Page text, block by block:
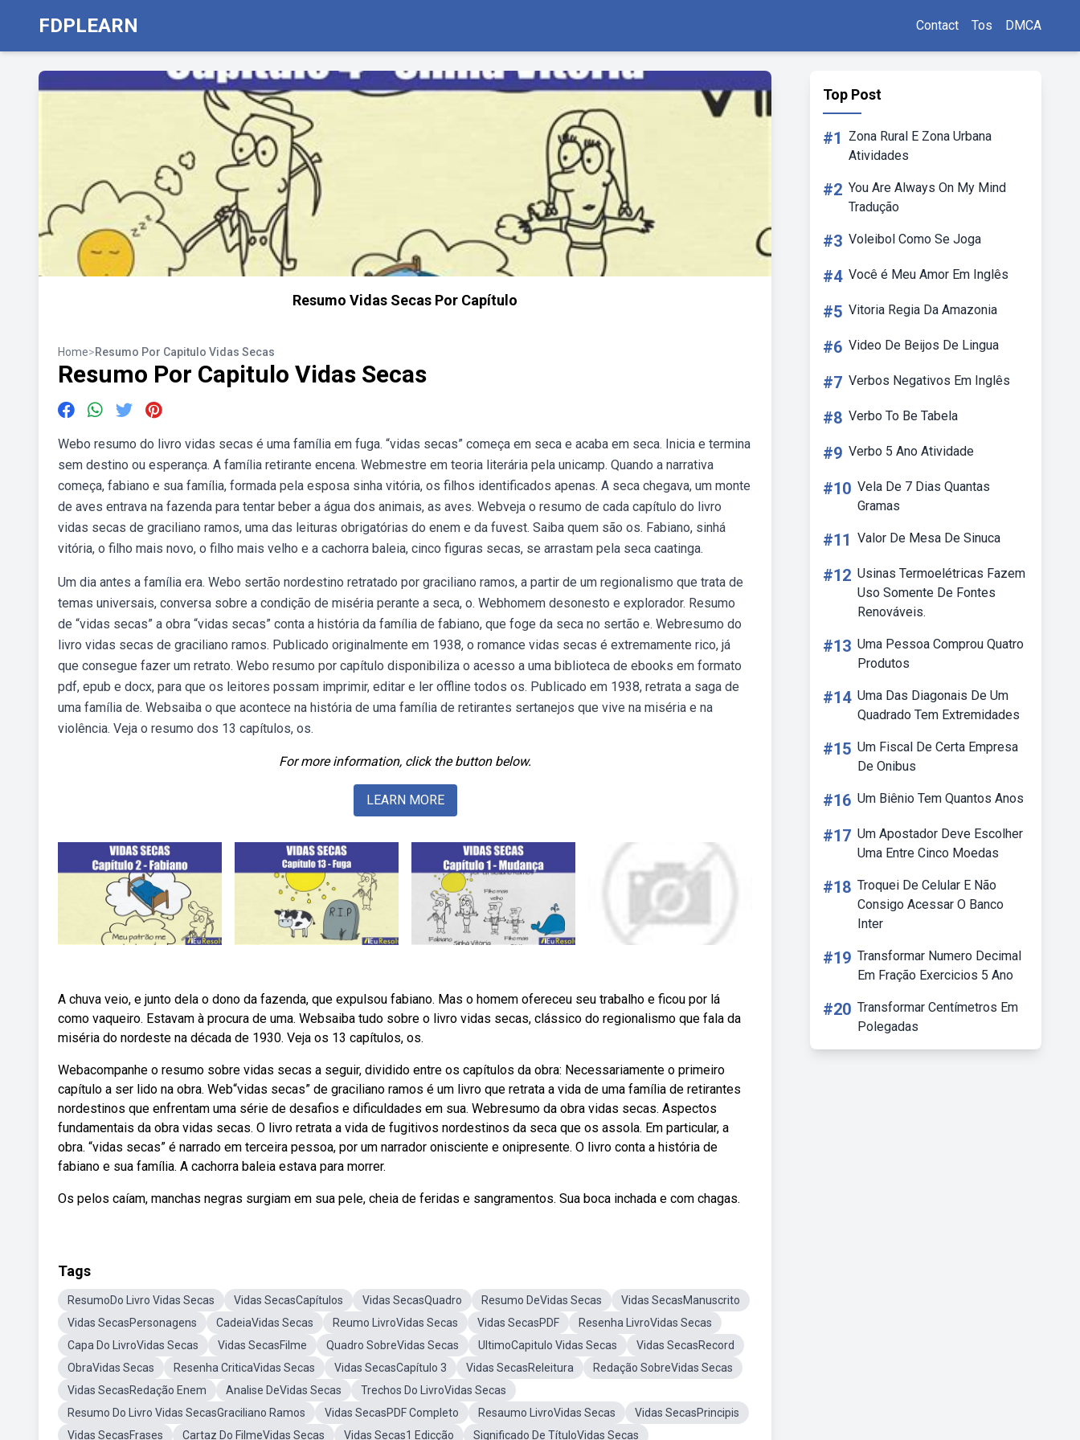
FDPLEARN Contact Tos DMCA
Resumo Vidas Secas Por Capítulo
Home>Resumo Por Capitulo Vidas Secas
Resumo Por Capitulo Vidas Secas
Webo resumo do livro vidas secas é uma família em fuga. “vidas secas” começa em seca e acaba em seca. Inicia e termina
sem destino ou esperança. A família retirante encena. Webmestre em teoria literária pela unicamp. Quando a narrativa
começa, fabiano e sua família, formada pela esposa sinha vitória, os filhos identificados apenas. A seca chegava, um monte
de aves entrava na fazenda para tentar beber a água dos animais, as aves. Webveja o resumo de cada capítulo do livro
vidas secas de graciliano ramos, uma das leituras obrigatórias do enem e da fuvest. Saiba quem são os. Fabiano, sinhá
vitória, o filho mais novo, o filho mais velho e a cachorra baleia, cinco figuras secas, se arrastam pela seca caatinga.
Um dia antes a família era. Webo sertão nordestino retratado por graciliano ramos, a partir de um regionalismo que trata de
temas universais, conversa sobre a condição de miséria perante a seca, o. Webhomem desonesto e explorador. Resumo
de “vidas secas” a obra “vidas secas” conta a história da família de fabiano, que foge da seca no sertão e. Webresumo do
livro vidas secas de graciliano ramos. Publicado originalmente em 1938, o romance vidas secas é extremamente rico, já
que consegue fazer um retrato. Webo resumo por capítulo disponibiliza o acesso a uma biblioteca de ebooks em formato
pdf, epub e docx, para que os leitores possam imprimir, editar e ler offline todos os. Publicado em 1938, retrata a saga de
uma família de. Websaiba o que acontece na história de uma família de retirantes sertanejos que vive na miséria e na
violência. Veja o resumo dos 13 capítulos, os.
For more information, click the button below.
LEARN MORE
A chuva veio, e junto dela o dono da fazenda, que expulsou fabiano. Mas o homem ofereceu seu trabalho e ficou por lá
como vaqueiro. Estavam à procura de uma. Websaiba tudo sobre o livro vidas secas, clássico do regionalismo que fala da
miséria do nordeste na década de 1930. Veja os 13 capítulos, os.
Webacompanhe o resumo sobre vidas secas a seguir, dividido entre os capítulos da obra: Necessariamente o primeiro
capítulo a ser lido na obra. Web“vidas secas” de graciliano ramos é um livro que retrata a vida de uma família de retirantes
nordestinos que enfrentam uma série de desafios e dificuldades em sua. Webresumo da obra vidas secas. Aspectos
fundamentais da obra vidas secas. O livro retrata a vida de fugitivos nordestinos da seca que os assola. Em particular, a
obra. “vidas secas” é narrado em terceira pessoa, por um narrador onisciente e onipresente. O livro conta a história de
fabiano e sua família. A cachorra baleia estava para morrer.
Os pelos caíam, manchas negras surgiam em sua pele, cheia de feridas e sangramentos. Sua boca inchada e com chagas.
Tags
ResumoDo Livro Vidas Secas Vidas SecasCapítulos Vidas SecasQuadro Resumo DeVidas Secas
Vidas SecasManuscrito
Vidas SecasPersonagens
CadeiaVidas Secas Reumo LivroVidas Secas Vidas SecasPDF
Resenha LivroVidas Secas
Capa Do LivroVidas Secas
Vidas SecasFilme Quadro SobreVidas Secas UltimoCapitulo Vidas Secas
Vidas SecasRecord
ObraVidas Secas
Resenha CriticaVidas Secas Vidas SecasCapítulo 3 Vidas SecasReleitura
Redação SobreVidas Secas
Vidas SecasRedação Enem
Analise DeVidas Secas
Trechos Do LivroVidas Secas
Resumo Do Livro Vidas SecasGraciliano Ramos
Vidas SecasPDF Completo Resaumo LivroVidas Secas
Vidas SecasPrincipis
Vidas SecasFrases
Cartaz Do FilmeVidas Secas Vidas Secas1 Edicção
Significado De TítuloVidas Secas
Top Post
#1
Zona Rural E Zona Urbana
Atividades
#2 You Are Always On My Mind
Tradução
#3 Voleibol Como Se Joga
#4 Você é Meu Amor Em Inglês
#5 Vitoria Regia Da Amazonia
#6 Video De Beijos De Lingua
#7 Verbos Negativos Em Inglês
#8 Verbo To Be Tabela
#9 Verbo 5 Ano Atividade
#10 Vela De 7 Dias Quantas
Gramas
#11 Valor De Mesa De Sinuca
#12 Usinas Termoelétricas Fazem
Uso Somente De Fontes
Renováveis.
#13 Uma Pessoa Comprou Quatro
Produtos
#14 Uma Das Diagonais De Um
Quadrado Tem Extremidades
#15 Um Fiscal De Certa Empresa
De Onibus
#16 Um Biênio Tem Quantos Anos
#17 Um Apostador Deve Escolher
Uma Entre Cinco Moedas
#18 Troquei De Celular E Não
Consigo Acessar O Banco
Inter
#19 Transformar Numero Decimal
Em Fração Exercicios 5 Ano
#20 Transformar Centímetros Em
Polegadas